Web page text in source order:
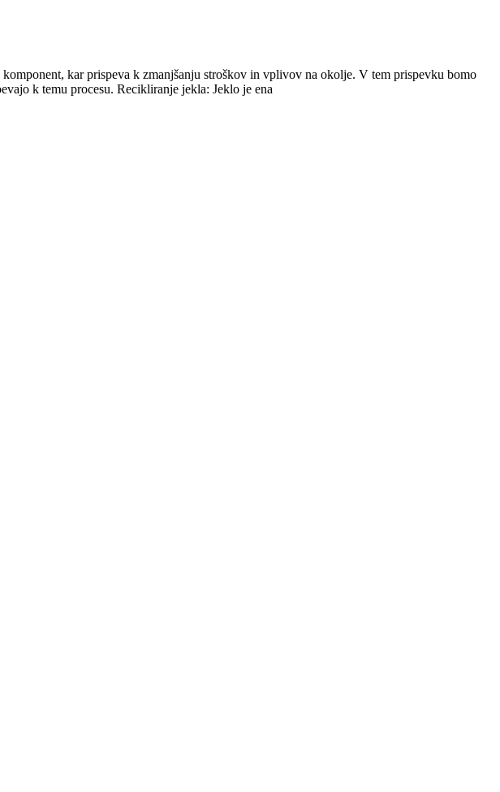
kar prispeva k zmanjšanju stroškov in vplivov na okolje. V tem prispevku bomo
k temu procesu. Recikliranje jekla: Jeklo je ena